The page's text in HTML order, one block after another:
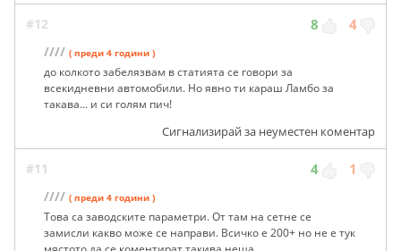
#12 8 4
//// ( преди 4 години )
до колкото забелязвам в статията се говори за
всекидневни автомобили. Но явно ти караш Ламбо за
такава... и си голям пич!
Сигнализирай за неуместен коментар
#11 4 1
//// ( преди 4 години )
Това са заводските параметри. От там на сетне се
замисли какво може се направи. Всичко е 200+ но не е тук